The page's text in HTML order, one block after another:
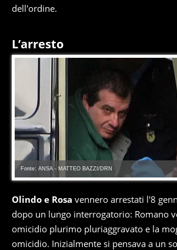
dell'ordine.
L’arresto
Fonte: ANSA - MATTEO BAZZI/DRN
Olindo e Rosa vennero arrestati l'8
dopo un lungo interrogatorio: Romano
omicidio plurimo pluriaggravato e la
omicidio. Inizialmente si pensava a un